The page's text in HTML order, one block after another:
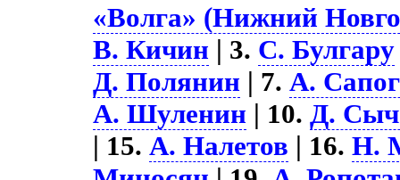
«Волга» (Нижний
В. Кичин | 3. С. Булгару
Д. Полянин | 7.А.
А. Шуленин | 10.Д.
| 15.А. Налетов | 16.Н.